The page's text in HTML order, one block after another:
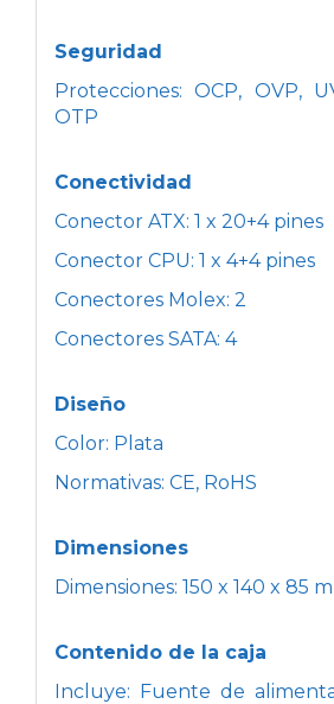
Seguridad
Protecciones: OCP, OVP,
OTP
Conectividad
Conector ATX: 1 x 20+4 pines
Conector CPU: 1 x 4+4 pines
Conectores Molex: 2
Conectores SATA: 4
Diseño
Color: Plata
Normativas: CE, RoHS
Dimensiones
Dimensiones: 150 x 140 x 85
Contenido de la caja
Incluye: Fuente de